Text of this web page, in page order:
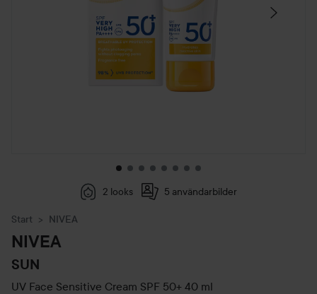
2 looks 5 användarbilder
Start NIVEA
NIVEA
SUN
UV Face Sensitive Cream SPF 50+ 40 ml